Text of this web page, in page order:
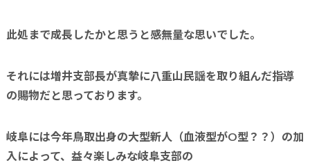
此処まで成長したかと思うと感無量な思いでした。
それには増井支部長が真摯に八重山民謡を取り組んだ指導
の賜物だと思っております。
岐阜には今年鳥取出身の大型新人（血液型がO型？？）の加
入によって、益々楽しみな岐阜支部の